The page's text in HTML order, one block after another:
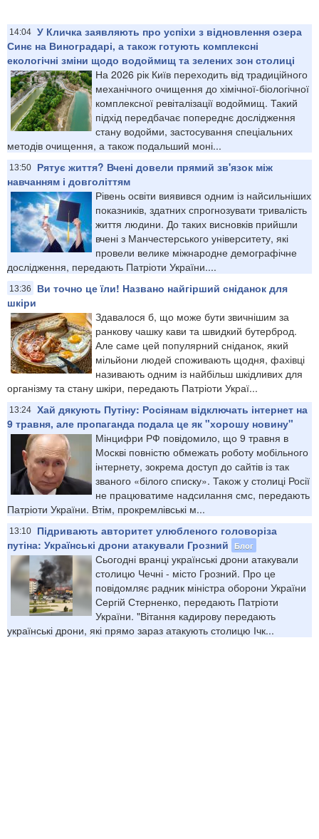
14:04 У Кличка заявляють про успіхи з відновлення озера
Синє на Виноградарі, а також готують комплексні
екологічні зміни щодо водоймищ та зелених зон столиці
На 2026 рік Київ переходить від традиційного
механічного очищення до хімічної-біологічної
комплексної ревіталізації водоймищ. Такий
підхід передбачає попереднє дослідження
стану водойми, застосування спеціальних
методів очищення, а також подальший моні...
13:50
Рятує життя? Вчені довели прямий зв'язок між
навчанням і довголіттям
Рівень освіти виявився одним із найсильніших
показників, здатних спрогнозувати тривалість
життя людини. До таких висновків прийшли
вчені з Манчестерського університету, які
провели велике міжнародне демографічне
дослідження, передають Патріоти України....
13:36
Ви точно це їли! Названо найгірший сніданок для
шкіри
Здавалося б, що може бути звичнішим за
ранкову чашку кави та швидкий бутерброд.
Але саме цей популярний сніданок, який
мільйони людей споживають щодня, фахівці
називають одним із найбільш шкідливих для
організму та стану шкіри, передають Патріоти Украї...
13:24 Хай дякують Путіну: Росіянам відключать інтернет на
9 травня, але пропаганда подала це як "хорошу новину"
Мінцифри РФ повідомило, що 9 травня в
Москві повністю обмежать роботу мобільного
інтернету, зокрема доступ до сайтів із так
званого «білого списку». Також у столиці Росії
не працюватиме надсилання смс, передають
Патріоти України. Втім, прокремлівські м...
13:10
Підривають авторитет улюбленого головоріза
путіна: Українські дрони атакували Грозний
Блог
Сьогодні вранці українські дрони атакували
столицю Чечні - місто Грозний. Про це
повідомляє радник міністра оборони України
Сергій Стерненко, передають Патріоти
України. "Вітання кадирову передають
українські дрони, які прямо зараз атакують столицю Ічк...